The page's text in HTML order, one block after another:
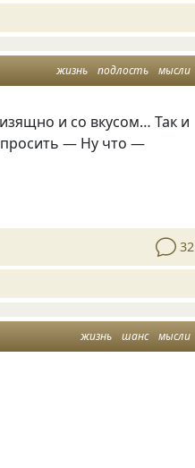
жизнь подлость мысли
и со вкусом… Так и
— Ну что —
32
жизнь шанс мысли